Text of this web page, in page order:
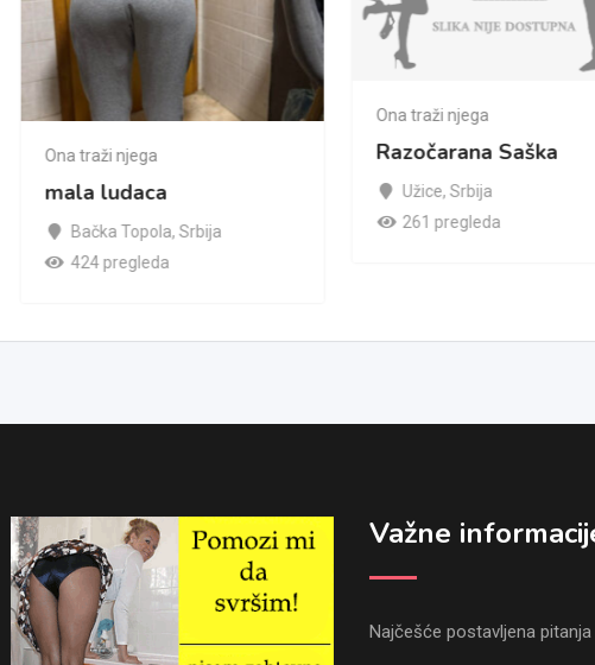
Ona traži njega
mala ludaca
Bačka Topola, Srbija
424 pregleda
Ona traži njega
Razočarana Saška
Užice, Srbija
261 pregleda
Važne
Najčešće postavljena pitanja